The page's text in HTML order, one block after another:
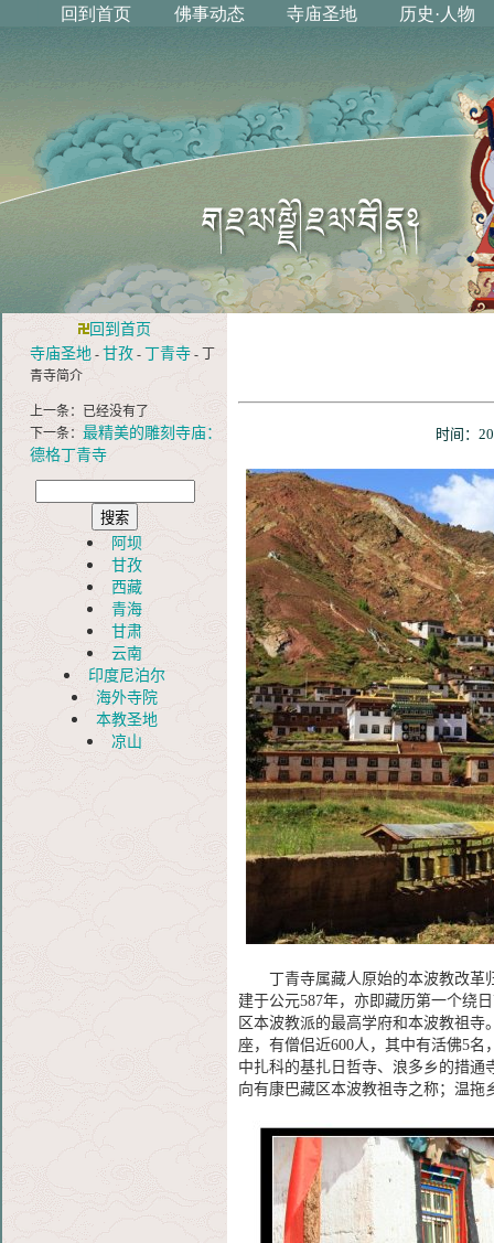
回到首页
寺庙圣地 - 甘孜 - 丁青寺 - 丁
青寺简介
上一条：已经没有了
下一条： 最精美的雕刻寺庙：
德格丁青寺
阿坝
甘孜
西藏
青海
甘肃
云南
印度尼泊尔
海外寺院
本教圣地
凉山
时间：
丁青寺属藏人原始的本波教改革归
建于公元587年，亦即藏历第一个绕
区本波教派的最高学府和本波教祖
座，有僧侣近600人，其中有活佛5
中扎科的基扎日哲寺、浪多乡的措
向有康巴藏区本波教祖寺之称；温